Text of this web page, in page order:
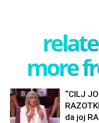
more
“CILJ
da joj